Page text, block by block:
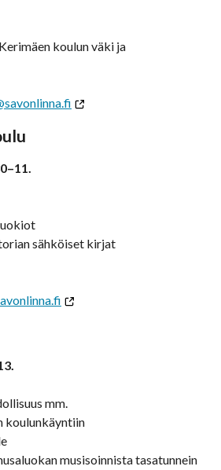
koulun väki ja
sähköiset kirjat
mm.
koulunkäyntiin
musisoinnista tasatunnein